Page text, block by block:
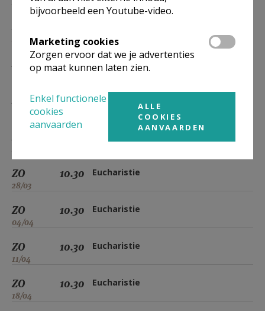
28/02
10.30 Eucharistie
14/03
10.30 Eucharistie
ZO
28/03
10.30 Eucharistie
ZO
04/04
10.30 Eucharistie
ZO
11/04
10.30 Eucharistie
ZO
18/04
10.30 Eucharistie
bijvoorbeeld een Youtube-video.
Marketing cookies
Zorgen ervoor dat we je advertenties
op maat kunnen laten zien.
Enkel functionele
cookies
aanvaarden
ALLE
COOKIES
AANVAARDEN